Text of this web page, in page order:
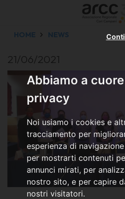
Abbiamo a
privacy
Noi usiamo i cookies e
tracciamento per
esperienza di
per mostrarti contenuti
annunci mirati, per
nostro sito, e per capire
nostri visitatori.
HOME NEWS
21/06/2021